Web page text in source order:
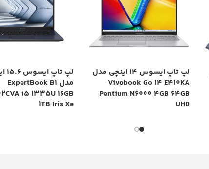
لپ تاپ ایسوس 14 اینچی مدل
Vivobook Go 14 E410KA
Pentium N6000 4GB 64GB
UHD
لپ
مدل ExpertBook B1
i5 1335U 16GB
1TB Iris Xe